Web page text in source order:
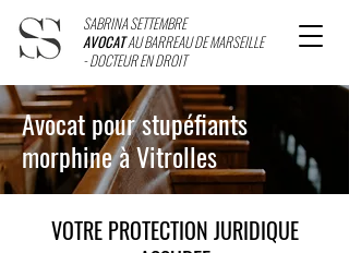
SABRINA SETTEMBRE
AVOCATAU BARREAU DE MARSEILLE
- DOCTEUR EN DROIT
Avocat pour stupéfiants
morphine à Vitrolles
VOTRE PROTECTION JURIDIQUE